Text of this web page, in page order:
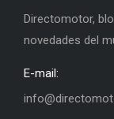
Directomotor,
novedades del
E-mail: